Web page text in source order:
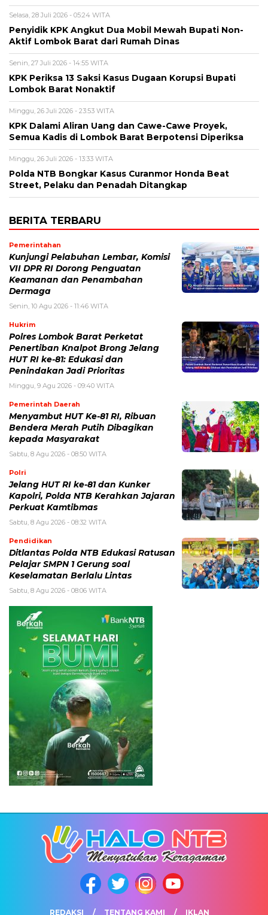
Selasa, 28 Juli 2026 - 05:24 WITA
Penyidik KPK Angkut Dua Mobil Mewah Bupati Non-
Aktif Lombok Barat dari Rumah Dinas
Senin, 27 Juli 2026 - 14:55 WITA
KPK Periksa 13 Saksi Kasus Dugaan Korupsi Bupati
Lombok Barat Nonaktif
Minggu, 26 Juli 2026 - 23:53 WITA
KPK Dalami Aliran Uang dan Cawe-Cawe Proyek,
Semua Kadis di Lombok Barat Berpotensi Diperiksa
Minggu, 26 Juli 2026 - 13:33 WITA
Polda NTB Bongkar Kasus Curanmor Honda Beat
Street, Pelaku dan Penadah Ditangkap
BERITA TERBARU
Pemerintahan
Kunjungi Pelabuhan Lembar, Komisi
VII DPR RI Dorong Penguatan
Keamanan dan Penambahan
Dermaga
Senin, 10 Agu 2026 - 11:46 WITA
Hukrim
Polres Lombok Barat Perketat
Penertiban Knalpot Brong Jelang
HUT RI ke-81: Edukasi dan
Penindakan Jadi Prioritas
Minggu, 9 Agu 2026 - 09:40 WITA
Pemerintah Daerah
Menyambut HUT Ke-81 RI, Ribuan
Bendera Merah Putih Dibagikan
kepada Masyarakat
Sabtu, 8 Agu 2026 - 08:50 WITA
Polri
Jelang HUT RI ke-81 dan Kunker
Kapolri, Polda NTB Kerahkan Jajaran
Perkuat Kamtibmas
Sabtu, 8 Agu 2026 - 08:32 WITA
Pendidikan
Ditlantas Polda NTB Edukasi Ratusan
Pelajar SMPN 1 Gerung soal
Keselamatan Berlalu Lintas
Sabtu, 8 Agu 2026 - 08:06 WITA
REDAKSI TENTANG KAMI IKLAN